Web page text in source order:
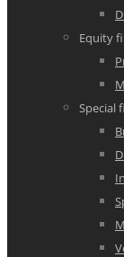
Equity
Special